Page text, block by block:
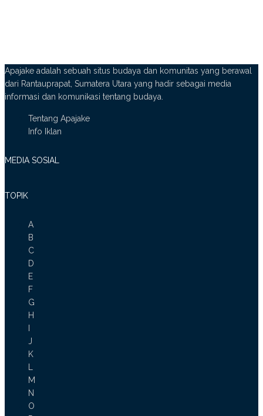
Apajake adalah sebuah situs budaya dan komunitas yang berawal
dari Rantauprapat, Sumatera Utara yang hadir sebagai media
informasi dan komunikasi tentang budaya.
Tentang Apajake
Info Iklan
MEDIA SOSIAL
TOPIK
A
B
C
D
E
F
G
H
J
K
L
M
N
O